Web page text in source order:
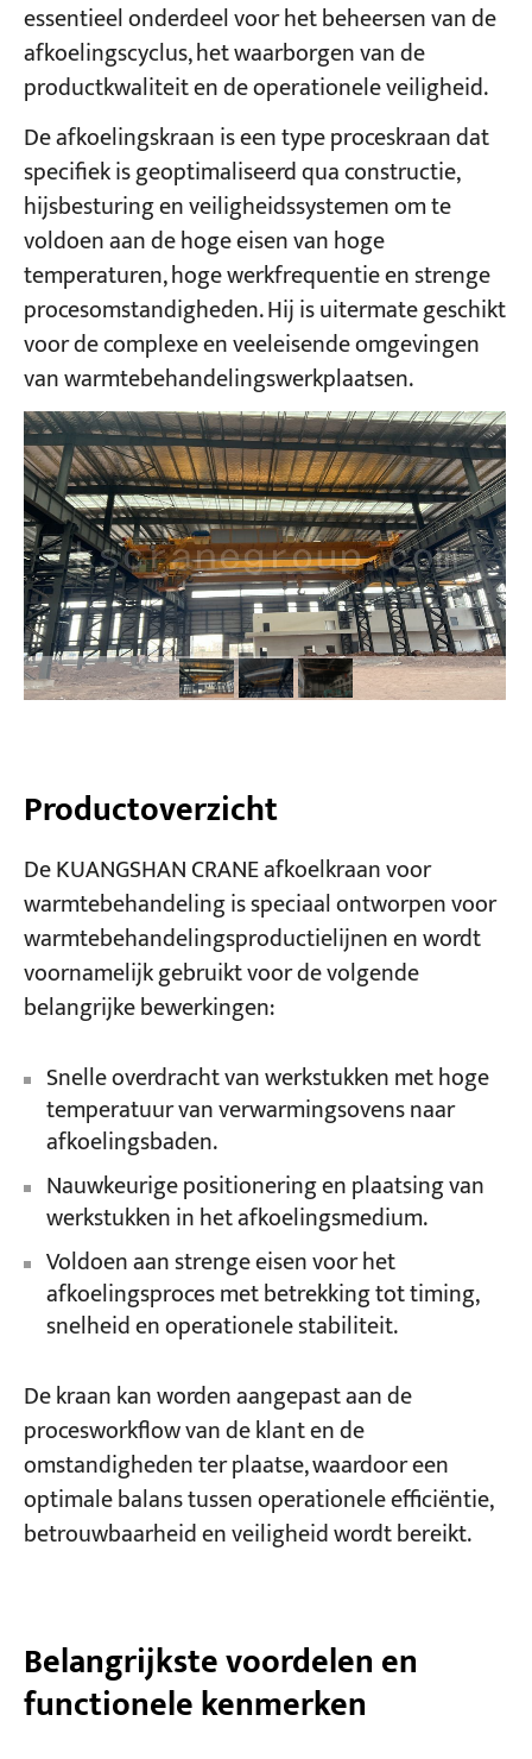
Projecten
Bloggen
Nieuws
Toepassingen
Over ons
Contacteer ons
essentieel onderdeel voor het beheersen van de
afkoelingscyclus, het waarborgen van de
productkwaliteit en de operationele veiligheid.
De afkoelingskraan is een type proceskraan dat
specifiek is geoptimaliseerd qua constructie,
hijsbesturing en veiligheidssystemen om te
voldoen aan de hoge eisen van hoge
temperaturen, hoge werkfrequentie en strenge
procesomstandigheden. Hij is uitermate geschikt
voor de complexe en veeleisende omgevingen
van warmtebehandelingswerkplaatsen.
Productoverzicht
De KUANGSHAN CRANE afkoelkraan voor
warmtebehandeling is speciaal ontworpen voor
warmtebehandelingsproductielijnen en wordt
voornamelijk gebruikt voor de volgende
belangrijke bewerkingen:
Snelle overdracht van werkstukken met hoge
temperatuur van verwarmingsovens naar
afkoelingsbaden.
Nauwkeurige positionering en plaatsing van
werkstukken in het afkoelingsmedium.
Voldoen aan strenge eisen voor het
afkoelingsproces met betrekking tot timing,
snelheid en operationele stabiliteit.
De kraan kan worden aangepast aan de
procesworkflow van de klant en de
omstandigheden ter plaatse, waardoor een
optimale balans tussen operationele efficiëntie,
betrouwbaarheid en veiligheid wordt bereikt.
Belangrijkste voordelen en
functionele kenmerken